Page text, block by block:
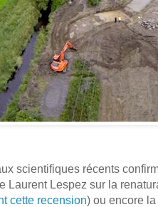
scientifiques récents
Laurent Lespez sur la
cette recension) ou encore